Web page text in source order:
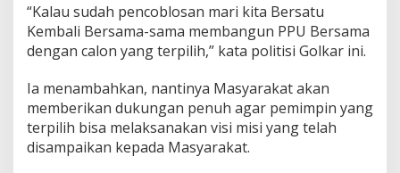
“Kalau sudah pencoblosan mari kita Bersatu
Kembali Bersama-sama membangun PPU Bersama
dengan calon yang terpilih,” kata politisi Golkar ini.
Ia menambahkan, nantinya Masyarakat akan
memberikan dukungan penuh agar pemimpin yang
terpilih bisa melaksanakan visi misi yang telah
disampaikan kepada Masyarakat.